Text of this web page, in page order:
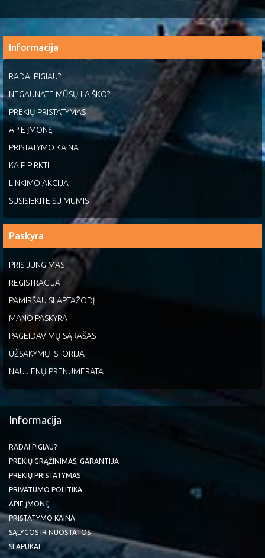
Informacija
RADAI PIGIAU?
NEGAUNATE MŪSŲ LAIŠKO?
PREKIŲ PRISTATYMAS
APIE ĮMONĘ
PRISTATYMO KAINA
KAIP PIRKTI
LINKIMO AKCIJA
SUSISIEKITE SU MUMIS
Paskyra
PRISIJUNGIMAS
REGISTRACIJA
PAMIRŠAU SLAPTAŽODĮ
MANO PASKYRA
PAGEIDAVIMŲ SĄRAŠAS
UŽSAKYMŲ ISTORIJA
NAUJIENŲ PRENUMERATA
Informacija
RADAI PIGIAU?
PREKIŲ GRĄŽINIMAS, GARANTIJA
PREKIŲ PRISTATYMAS
PRIVATUMO POLITIKA
APIE ĮMONĘ
PRISTATYMO KAINA
SĄLYGOS IR NUOSTATOS
SLAPUKAI